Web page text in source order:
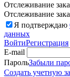
Отслеживание
Отслеживание
Я подтверждаю
данных
ВойтиРегистрация
E-mail
ПарольЗабыли
Создать учетную